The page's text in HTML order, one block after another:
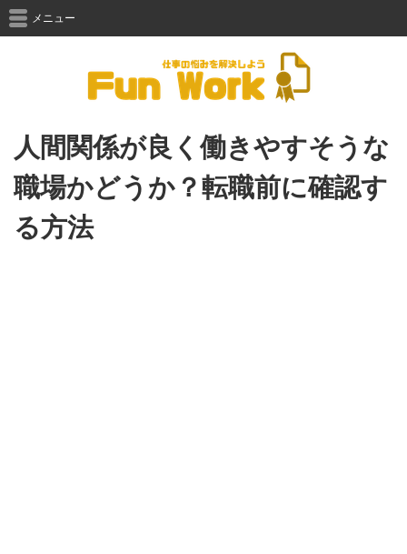
メニュー
人間関係が良く働きやすそうな
職場かどうか？転職前に確認す
る方法